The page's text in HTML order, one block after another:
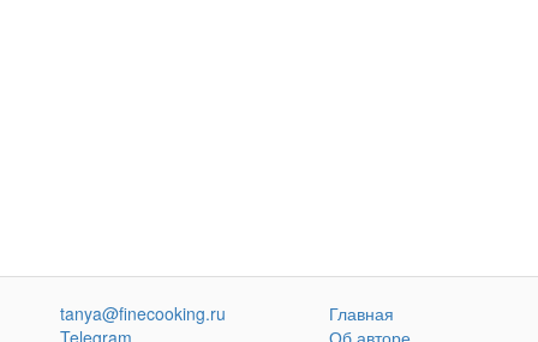
tanya@finecooking.ru
Telegram
Главная
Об авторе